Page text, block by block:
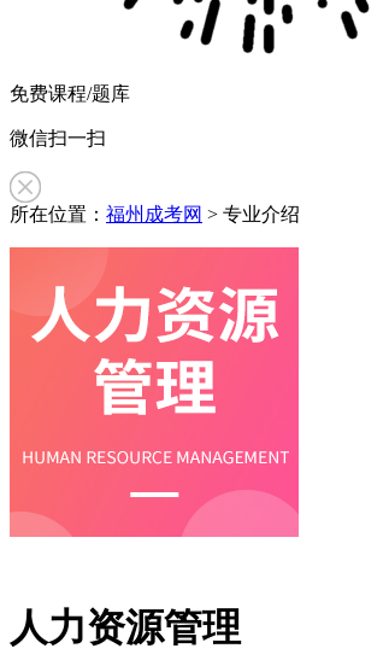
免费课程/题库
微信扫一扫
所在位置： 福州成考网 > 专业介绍
人力资源管理